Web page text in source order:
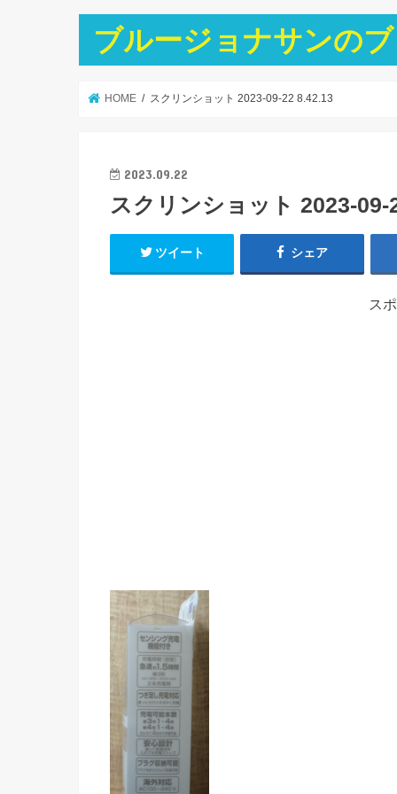
ブルージョナサンの
HOME スクリンショット 2023-09-22 8.42.13
2023.09.22
スクリンショット 2023-09-
ツイート シェア
ス